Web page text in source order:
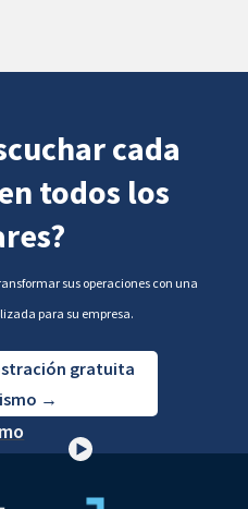
cada
todos los
sus operaciones con una
para su empresa.
gratuita
→